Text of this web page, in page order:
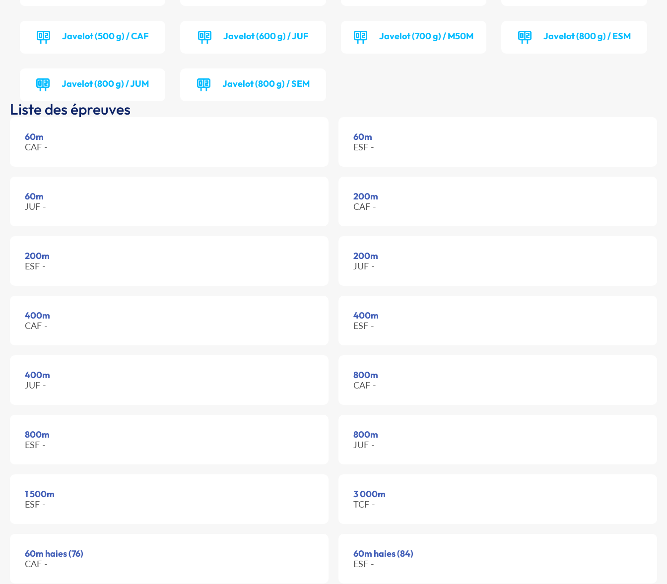
Javelot (500 g) / CAF Javelot (600 g) / JUF Javelot (700 g) / M50M Javelot (800 g) / ESM
Javelot (800 g) / JUM Javelot (800 g) / SEM
Liste des épreuves
60m
CAF -
60m
ESF -
60m
JUF -
200m
CAF -
200m
ESF -
200m
JUF -
400m
CAF -
400m
ESF -
400m
JUF -
800m
CAF -
800m
ESF -
800m
JUF -
1 500m
ESF -
3 000m
TCF -
60m haies (76)
CAF -
60m haies (84)
ESF -